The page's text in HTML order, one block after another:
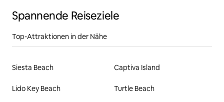
Spannende Reiseziele
Top-Attraktionen in der Nähe
Siesta Beach Captiva Island
Lido Key Beach Turtle Beach